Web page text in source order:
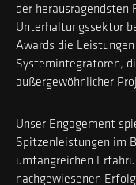
der
Unterhaltungssektor
Awards die
Systemintegratoren,
außergewöhnlicher
Unser Engagement
Spitzenleistungen im
umfangreichen
nachgewiesenen